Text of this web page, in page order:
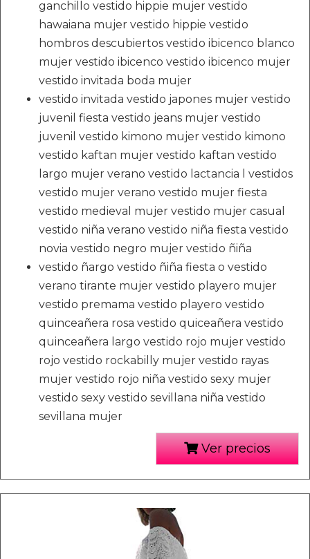
ganchillo vestido hippie mujer vestido
hawaiana mujer vestido hippie vestido
hombros descubiertos vestido ibicenco blanco
mujer vestido ibicenco vestido ibicenco mujer
vestido invitada boda mujer
vestido invitada vestido japones mujer vestido
juvenil fiesta vestido jeans mujer vestido
juvenil vestido kimono mujer vestido kimono
vestido kaftan mujer vestido kaftan vestido
largo mujer verano vestido lactancia l vestidos
vestido mujer verano vestido mujer fiesta
vestido medieval mujer vestido mujer casual
vestido niña verano vestido niña fiesta vestido
novia vestido negro mujer vestido ñiña
vestido ñargo vestido ñiña fiesta o vestido
verano tirante mujer vestido playero mujer
vestido premama vestido playero vestido
quinceañera rosa vestido quiceañera vestido
quinceañera largo vestido rojo mujer vestido
rojo vestido rockabilly mujer vestido rayas
mujer vestido rojo niña vestido sexy mujer
vestido sexy vestido sevillana niña vestido
sevillana mujer
Ver precios